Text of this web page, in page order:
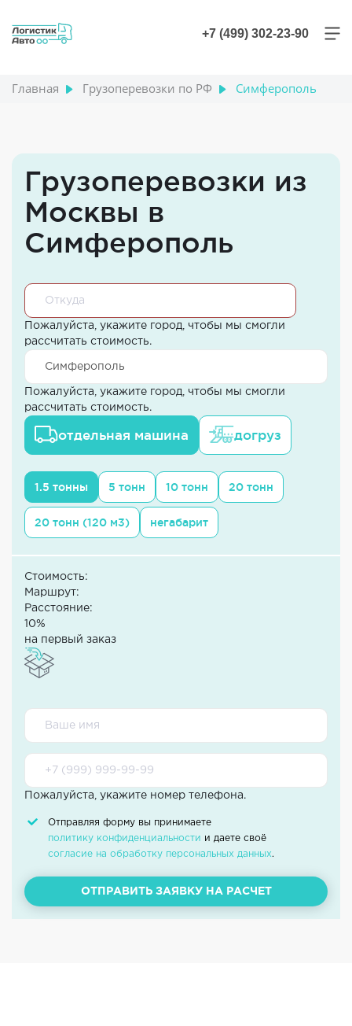
+7 (499) 302-23-90
Главная Грузоперевозки по РФ Симферополь
Грузоперевозки из
Москвы в
Симферополь
Пожалуйста, укажите город, чтобы мы смогли
рассчитать стоимость.
Пожалуйста, укажите город, чтобы мы смогли
рассчитать стоимость.
отдельная машина догруз
1.5 тонны 5 тонн 10 тонн 20 тонн
20 тонн (120 м3) негабарит
Стоимость:
Маршрут:
Расстояние:
10%
на первый заказ
Пожалуйста, укажите номер телефона.
Отправляя форму вы принимаете
политику конфиденциальности и даете своё
согласие на обработку персональных данных.
ОТПРАВИТЬ ЗАЯВКУ НА РАСЧЕТ